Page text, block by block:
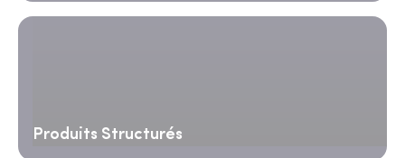
Produits Structurés